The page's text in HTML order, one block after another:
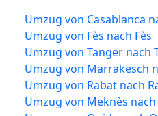
Umzug von Casablanca
Umzug von Fès nach Fès
Umzug von Tanger nach
Umzug von Marrakesch
Umzug von Rabat nach
Umzug von Meknès